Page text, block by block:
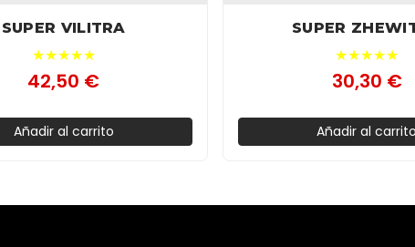
SUPER VILITRA
★★★★★
42,50 €
Añadir al carrito
SUPER
★★★★★
30,30 €
Añadir al carrito